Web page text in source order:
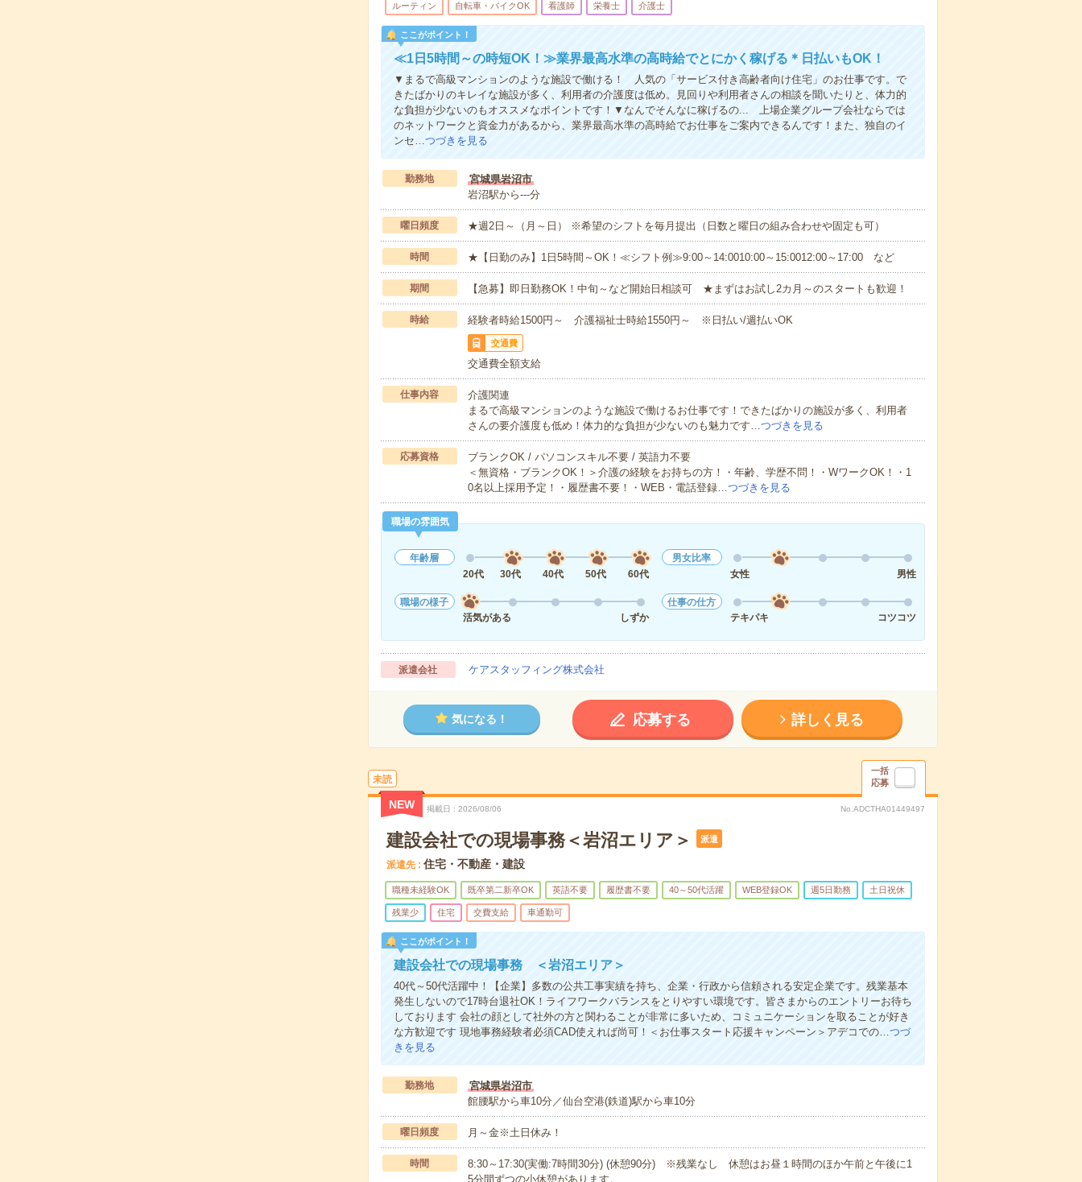
ルーティン 自転車・バイクOK 看護師 栄養士 介護士
ここがポイント！
≪1日5時間～の時短OK！≫業界最高水準の高時給でとにかく稼げる＊日払いもOK！
▼まるで高級マンションのような施設で働ける！ 人気の「サービス付き高齢者向け住宅」のお仕事です。で
きたばかりのキレイな施設が多く、利用者の介護度は低め。見回りや利用者さんの相談を聞いたりと、体力的
な負担が少ないのもオススメなポイントです！▼なんでそんなに稼げるの... 上場企業グループ会社ならでは
のネットワークと資金力があるから、業界最高水準の高時給でお仕事をご案内できるんです！また、独自のイ
ンセ…つづきを見る
勤務地
宮城県岩沼市
岩沼駅から---分
曜日頻度 ★週2日～（月～日） ※希望のシフトを毎月提出（日数と曜日の組み合わせや固定も可）
時間 ★【日勤のみ】1日5時間～OK！≪シフト例≫9:00～14:0010:00～15:0012:00～17:00 など
期間 【急募】即日勤務OK！中旬～など開始日相談可 ★まずはお試し2カ月～のスタートも歓迎！
時給 経験者時給1500円～ 介護福祉士時給1550円～ ※日払い/週払いOK
交通費
交通費全額支給
仕事内容
介護関連
まるで高級マンションのような施設で働けるお仕事です！できたばかりの施設が多く、利用者
さんの要介護度も低め！体力的な負担が少ないのも魅力です…つづきを見る
応募資格
ブランクOK / パソコンスキル不要 / 英語力不要
＜無資格・ブランクOK！＞介護の経験をお持ちの方！・年齢、学歴不問！・WワークOK！・1
0名以上採用予定！・履歴書不要！・WEB・電話登録…つづきを見る
職場の雰囲気
年齢層
20代
30代 40代 50代 60代
男女比率
女性
男性
職場の様子
活気がある
しずか
仕事の仕方
テキパキ
コツコツ
派遣会社 ケアスタッフィング株式会社
気になる！ 応募する 詳しく見る
未読
一括
応募
NEW 掲載日 2026/08/06 No.ADCTHA01449497
建設会社での現場事務＜岩沼エリア＞ 派遣
派遣先 住宅・不動産・建設
職種未経験OK 既卒第二新卒OK 英語不要 履歴書不要 40～50代活躍 WEB登録OK 週5日勤務 土日祝休
残業少 住宅 交費支給 車通勤可
ここがポイント！
建設会社での現場事務 ＜岩沼エリア＞
40代～50代活躍中！【企業】多数の公共工事実績を持ち、企業・行政から信頼される安定企業です。残業基本
発生しないので17時台退社OK！ライフワークバランスをとりやすい環境です。皆さまからのエントリーお待ち
しております 会社の顔として社外の方と関わることが非常に多いため、コミュニケーションを取ることが好き
な方歓迎です 現地事務経験者必須CAD使えれば尚可！＜お仕事スタート応援キャンペーン＞アデコでの…つづ
きを見る
勤務地
宮城県岩沼市
館腰駅から車10分／仙台空港(鉄道)駅から車10分
曜日頻度 月～金※土日休み！
時間
8:30～17:30(実働:7時間30分) (休憩90分) ※残業なし 休憩はお昼１時間のほか午前と午後に1
5分間ずつの小休憩があります。